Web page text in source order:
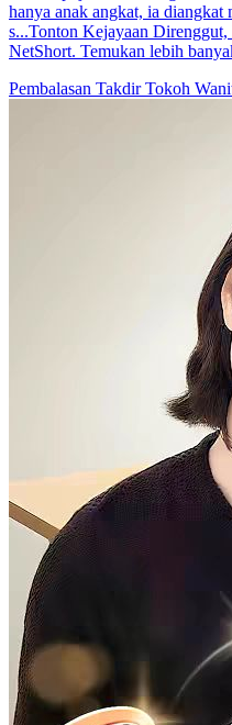
hanya anak angkat, ia diangkat
s...Tonton Kejayaan Direnggut,
NetShort. Temukan lebih
Pembalasan TakdirTokoh